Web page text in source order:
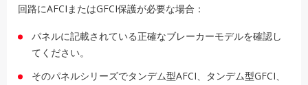
回路にAFCIまたはGFCI保護が必要な場合：
パネルに記載されている正確なブレーカーモデルを確認し
てください。
そのパネルシリーズでタンデム型AFCI、タンデム型GFCI、